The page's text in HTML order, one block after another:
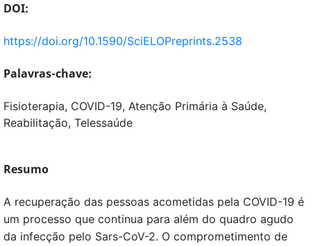
DOI:
https://doi.org/10.1590/SciELOPreprints.2538
Palavras-chave:
Fisioterapia, COVID-19, Atenção Primária à Saúde,
Reabilitação, Telessaúde
Resumo
A recuperação das pessoas acometidas pela COVID-19 é
um processo que continua para além do quadro agudo
da infecção pelo Sars-CoV-2. O comprometimento de